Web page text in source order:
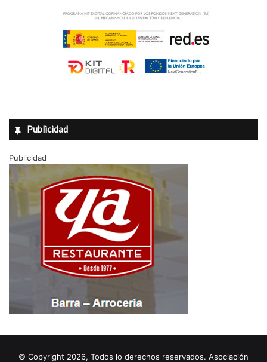
Publicidad
Publicidad
© Copyright 2026, Todos lo derechos reservados. Asociación